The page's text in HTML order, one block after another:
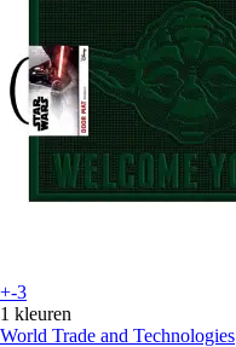
+-3
1 kleuren
World Trade and Technologies